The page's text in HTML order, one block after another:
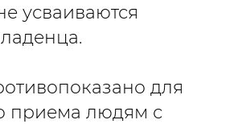
усваиваются
для
приема людям с